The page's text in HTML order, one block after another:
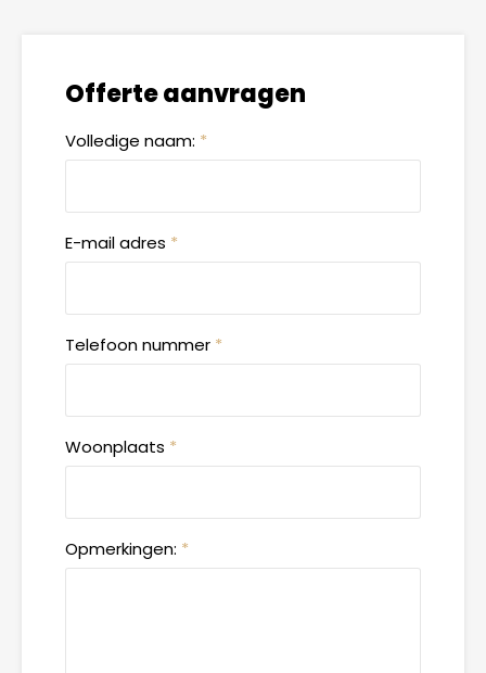
Offerte aanvragen
Volledige naam: *
E-mail adres *
Telefoon nummer *
Woonplaats *
Opmerkingen: *